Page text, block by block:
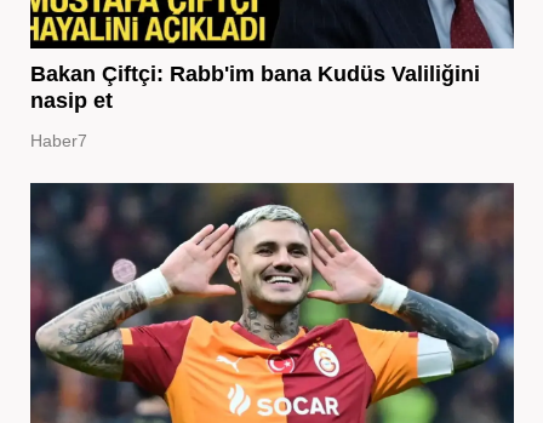
Bakan Çiftçi: Rabb'im bana Kudüs Valiliğini
nasip et
Haber7